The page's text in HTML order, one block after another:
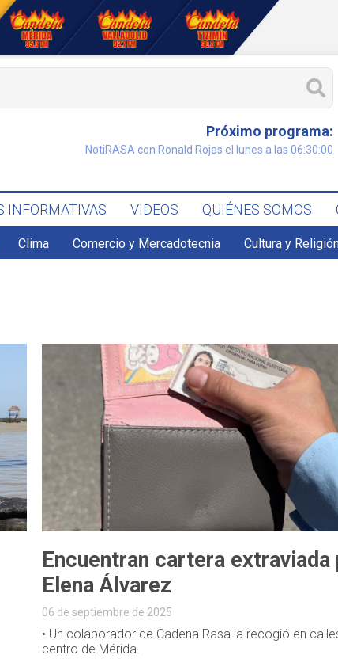
Próximo programa:
NotiRASA con Ronald Rojas el lunes a las 06:30:00
INFORMATIVAS VIDEOS QUIÉNES SOMOS
Clima Comercio y Mercadotecnia Cultura y
Encuentran cartera extraviada
Elena Álvarez
06 de septiembre de 2025
• Un colaborador de Cadena Rasa la recogió en
centro de Mérida.